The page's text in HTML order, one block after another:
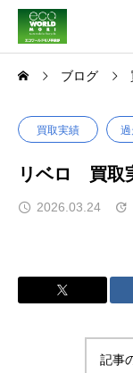
ブログ
買取実績
リベロ 買取
2026.03.24
記事